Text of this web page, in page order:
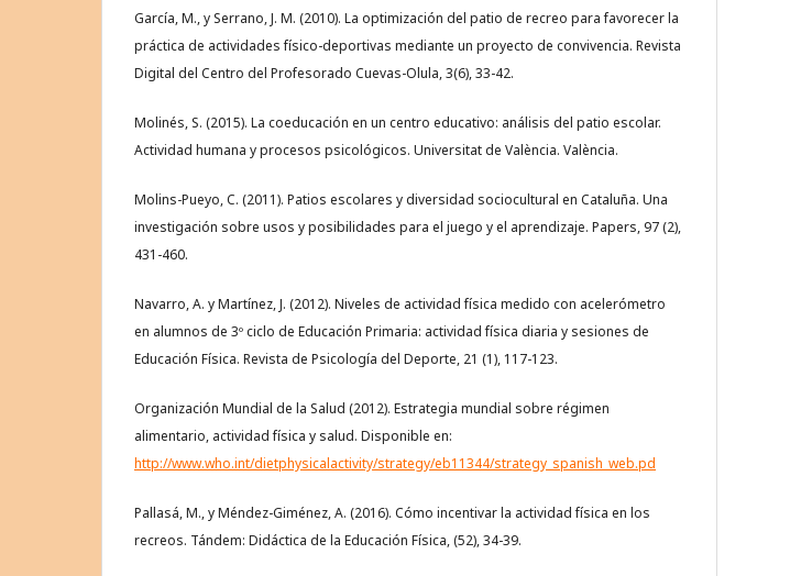
García, M., y Serrano, J. M. (2010). La optimización del patio de recreo para favorecer la
práctica de actividades físico-deportivas mediante un proyecto de convivencia. Revista
Digital del Centro del Profesorado Cuevas-Olula, 3(6), 33-42.
Molinés, S. (2015). La coeducación en un centro educativo: análisis del patio escolar.
Actividad humana y procesos psicológicos. Universitat de València. València.
Molins-Pueyo, C. (2011). Patios escolares y diversidad sociocultural en Cataluña. Una
investigación sobre usos y posibilidades para el juego y el aprendizaje. Papers, 97 (2),
431-460.
Navarro, A. y Martínez, J. (2012). Niveles de actividad física medido con acelerómetro
en alumnos de 3º ciclo de Educación Primaria: actividad física diaria y sesiones de
Educación Física. Revista de Psicología del Deporte, 21 (1), 117-123.
Organización Mundial de la Salud (2012). Estrategia mundial sobre régimen
alimentario, actividad física y salud. Disponible en:
http://www.who.int/dietphysicalactivity/strategy/eb11344/strategy_spanish_web.pd
Pallasá, M., y Méndez-Giménez, A. (2016). Cómo incentivar la actividad física en los
recreos. Tándem: Didáctica de la Educación Física, (52), 34-39.